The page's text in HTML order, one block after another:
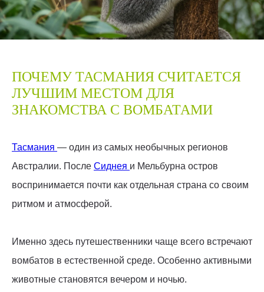
ПОЧЕМУ ТАСМАНИЯ СЧИТАЕТСЯ
ЛУЧШИМ МЕСТОМ ДЛЯ
ЗНАКОМСТВА С ВОМБАТАМИ
Тасмания — один из самых необычных регионов
Австралии. После Сиднея и Мельбурна остров
воспринимается почти как отдельная страна со своим
ритмом и атмосферой.
Именно здесь путешественники чаще всего встречают
вомбатов в естественной среде. Особенно активными
животные становятся вечером и ночью.